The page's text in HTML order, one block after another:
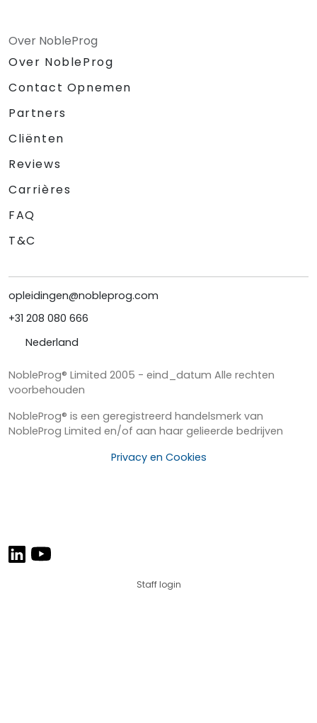
Over NobleProg
Over NobleProg
Contact Opnemen
Partners
Cliënten
Reviews
Carrières
FAQ
T&C
opleidingen@nobleprog.com
+31 208 080 666
Nederland
NobleProg® Limited 2005 - eind_datum Alle rechten
voorbehouden
NobleProg® is een geregistreerd handelsmerk van
NobleProg Limited en/of aan haar gelieerde bedrijven
Privacy en Cookies
Staff login